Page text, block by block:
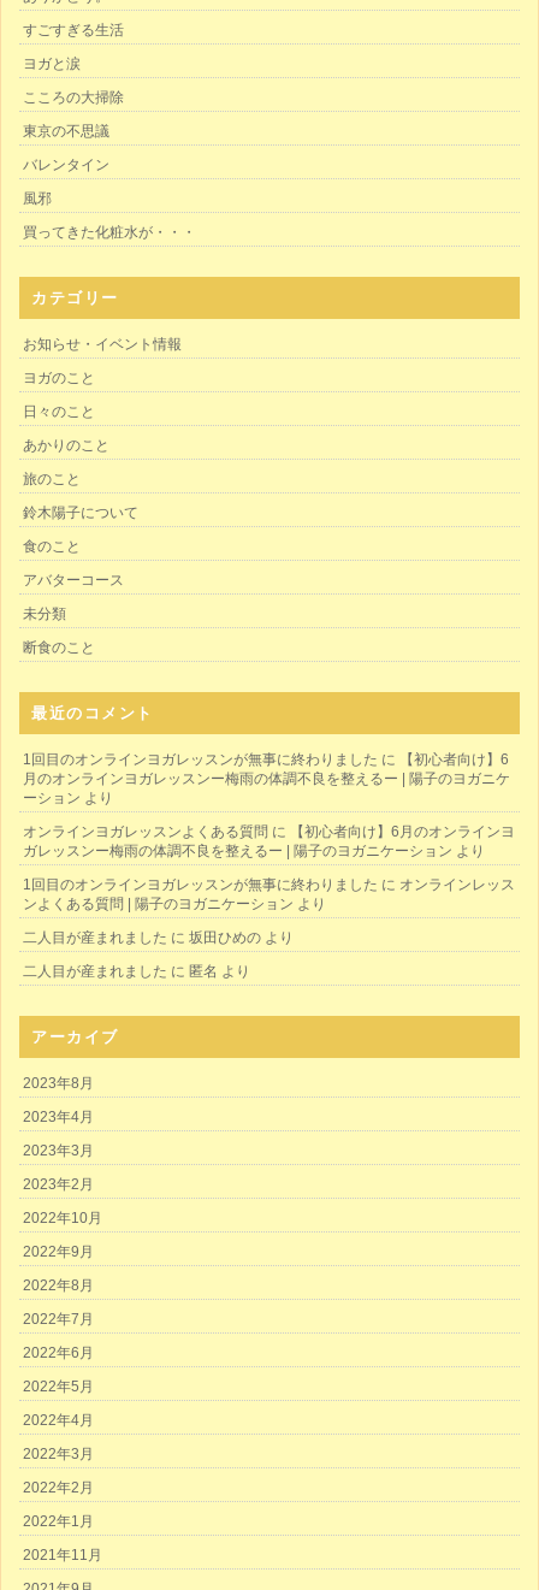
すごすぎる生活
ヨガと涙
こころの大掃除
東京の不思議
バレンタイン
風邪
買ってきた化粧水が・・・
カテゴリー
お知らせ・イベント情報
ヨガのこと
日々のこと
あかりのこと
旅のこと
鈴木陽子について
食のこと
アバターコース
未分類
断食のこと
最近のコメント
1回目のオンラインヨガレッスンが無事に終わりました に
【初心者向け】6
月のオンラインヨガレッスンー梅雨の体調不良を整えるー | 陽子のヨガニケ
ーション より
オンラインヨガレッスンよくある質問 に
【初心者向け】6月のオンラインヨ
ガレッスンー梅雨の体調不良を整えるー | 陽子のヨガニケーション より
1回目のオンラインヨガレッスンが無事に終わりました に オンラインレッス
ンよくある質問 | 陽子のヨガニケーション より
二人目が産まれました に 坂田ひめの より
二人目が産まれました に 匿名 より
アーカイブ
2023年8月
2023年4月
2023年3月
2023年2月
2022年10月
2022年9月
2022年8月
2022年7月
2022年6月
2022年5月
2022年4月
2022年3月
2022年2月
2022年1月
2021年11月